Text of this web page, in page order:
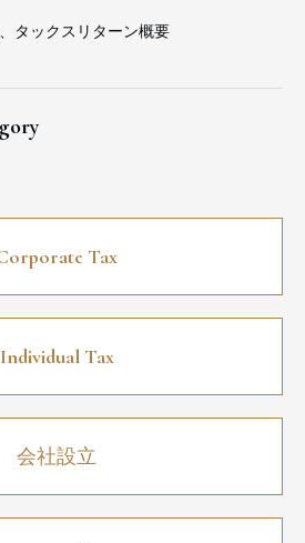
タックスリターン概要
Tax
Individual Tax
会社設立